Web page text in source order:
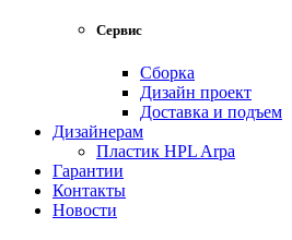
Сервис
Сборка
Дизайн проект
Доставка и подъем
Дизайнерам
Пластик HPL Arpa
Гарантии
Контакты
Новости